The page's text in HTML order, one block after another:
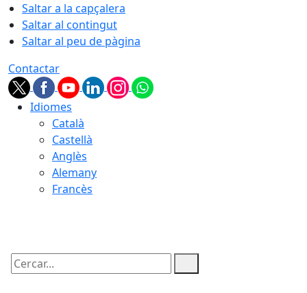
Saltar a la capçalera
Saltar al contingut
Saltar al peu de pàgina
Contactar
Idiomes
Català
Castellà
Anglès
Alemany
Francès
Cercar: